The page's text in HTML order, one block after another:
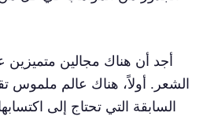
أجد أن هناك مجالين متميزين
الشعر. أولاً، هناك عالم ملموس
السابقة التي تحتاج إلى